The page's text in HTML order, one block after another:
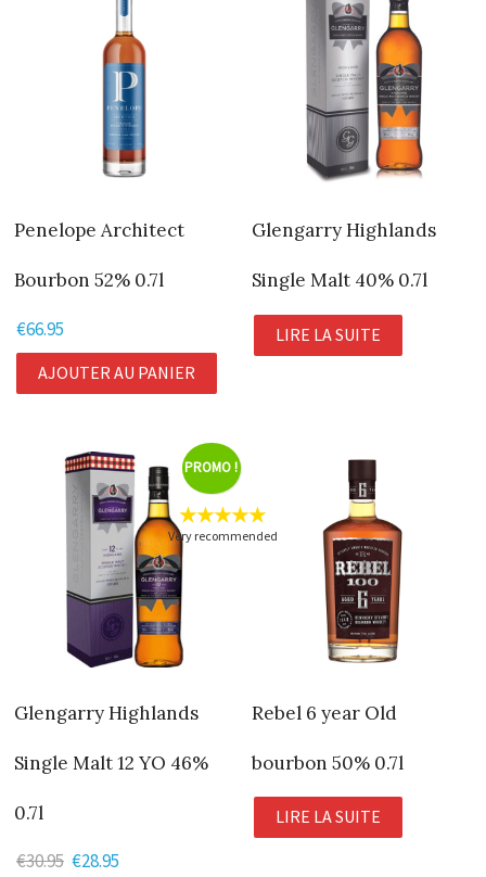
Penelope Architect
Bourbon 52% 0.7l
€66.95
AJOUTER AU PANIER
Glengarry Highlands
Single Malt 40% 0.7l
LIRE LA SUITE
★★★★★
Very recommended
PROMO !
Glengarry Highlands
Single Malt 12 YO 46%
0.7l
€30.95 Le
€28.95
Rebel 6 year Old
bourbon 50% 0.7l
LIRE LA SUITE